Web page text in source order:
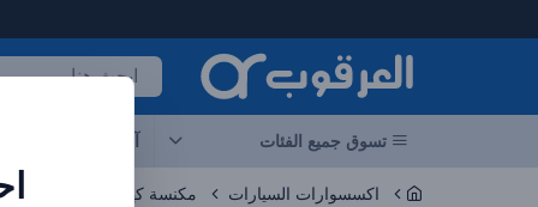
تسوق جميع الفئات
اكسسوارات السيارات مكنسة كهربائية للسيارة